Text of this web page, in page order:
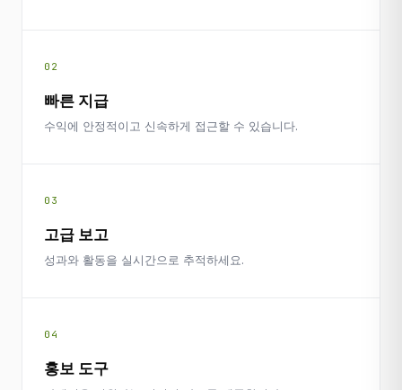
02
빠른 지급
수익에 안정적이고 신속하게 접근할 수 있습니다.
03
고급 보고
성과와 활동을 실시간으로 추적하세요.
04
홍보 도구